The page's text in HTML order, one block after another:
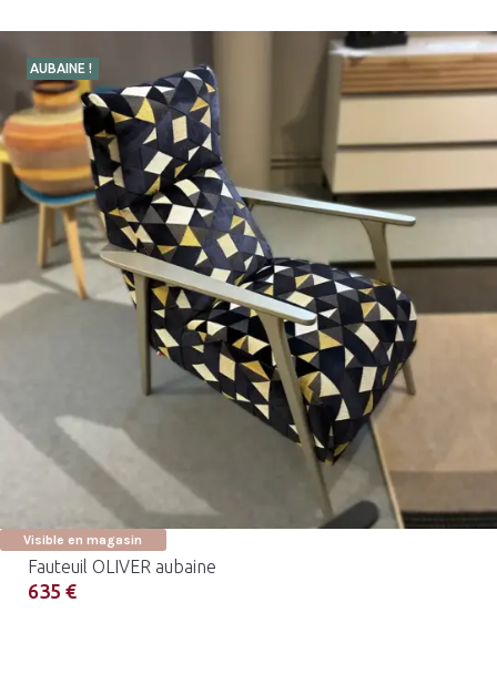
AUBAINE !
Visible en magasin
Fauteuil OLIVER aubaine
635 €